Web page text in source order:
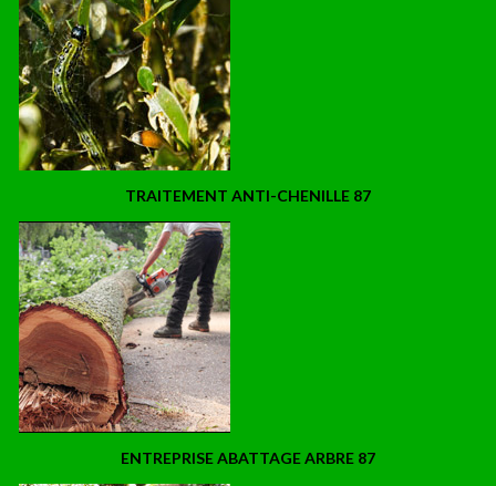
TRAITEMENT ANTI-CHENILLE 87
ENTREPRISE ABATTAGE ARBRE 87